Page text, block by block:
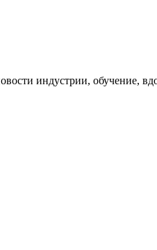
индустрии, обучение,